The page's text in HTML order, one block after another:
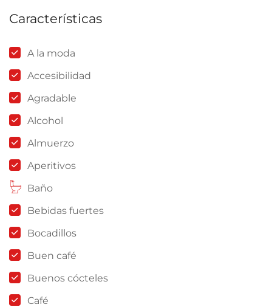
Características
A la moda
Accesibilidad
Agradable
Alcohol
Almuerzo
Aperitivos
Baño
Bebidas fuertes
Bocadillos
Buen café
Buenos cócteles
Café